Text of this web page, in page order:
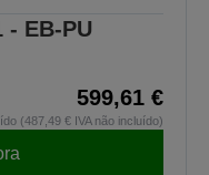
- EB-PU
599,61 €
(487,49 € IVA não incluído)